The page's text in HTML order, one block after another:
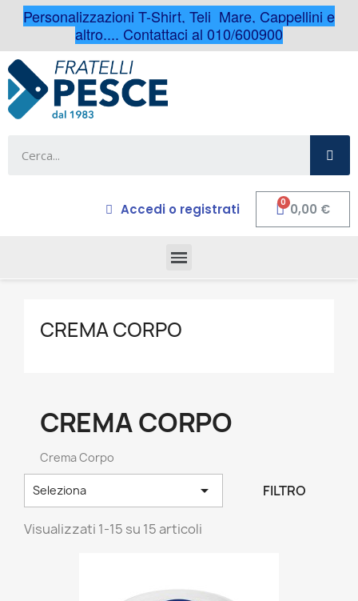
Personalizzazioni T-Shirt, Teli Mare, Cappellini e
altro.... Contattaci al 010/600900
Accedi o registrati 0,00 €
CREMA CORPO
CREMA CORPO
Crema Corpo
Seleziona  FILTRO
Visualizzati 1-15 su 15 articoli